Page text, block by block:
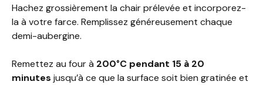
Hachez grossièrement la chair prélevée et incorporez-
la à votre farce. Remplissez généreusement chaque
demi-aubergine.
Remettez au four à 200°C pendant 15 à 20
minutes jusqu’à ce que la surface soit bien gratinée et